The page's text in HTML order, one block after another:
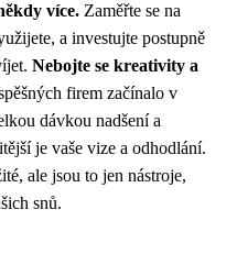
více. Zaměřte se na
a investujte postupně
Nebojte se kreativity a
firem začínalo v
dávkou nadšení a
je vaše vize a odhodlání.
ale jsou to jen nástroje,
snů.